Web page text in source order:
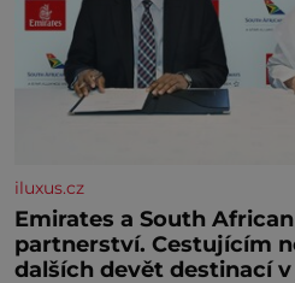
iluxus.cz
Emirates a South
partnerství. Cestujícím
dalších devět destinací